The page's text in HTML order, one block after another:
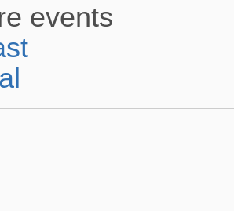
events